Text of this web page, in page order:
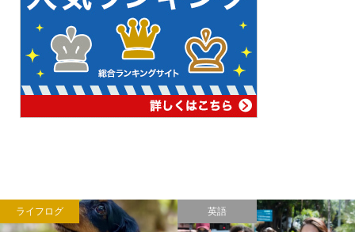
ライフログ 英語